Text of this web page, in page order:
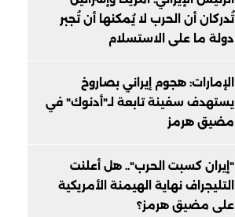
تُدركان أن الحرب لا يُمكنها أن تُجبر
دولة ما على الاستسلام
الإمارات: هجوم إيراني بصاروخ
يستهدف سفينة تابعة لـ"أدنوك" في
مضيق هرمز
"إيران كسبت الحرب".. هل أعلنت
التليجراف نهاية الهيمنة الأمريكية
على مضيق هرمز؟